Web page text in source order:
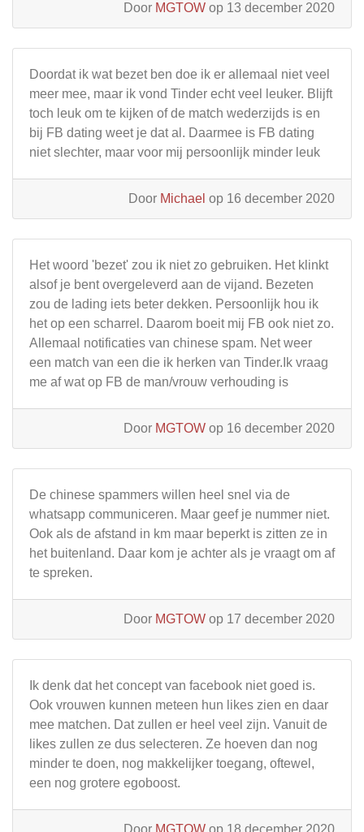
Door MGTOW op 13 december 2020
Doordat ik wat bezet ben doe ik er allemaal niet veel
meer mee, maar ik vond Tinder echt veel leuker. Blijft
toch leuk om te kijken of de match wederzijds is en
bij FB dating weet je dat al. Daarmee is FB dating
niet slechter, maar voor mij persoonlijk minder leuk
Door Michael op 16 december 2020
Het woord 'bezet' zou ik niet zo gebruiken. Het klinkt
alsof je bent overgeleverd aan de vijand. Bezeten
zou de lading iets beter dekken. Persoonlijk hou ik
het op een scharrel. Daarom boeit mij FB ook niet zo.
Allemaal notificaties van chinese spam. Net weer
een match van een die ik herken van Tinder.Ik vraag
me af wat op FB de man/vrouw verhouding is
Door MGTOW op 16 december 2020
De chinese spammers willen heel snel via de
whatsapp communiceren. Maar geef je nummer niet.
Ook als de afstand in km maar beperkt is zitten ze in
het buitenland. Daar kom je achter als je vraagt om af
te spreken.
Door MGTOW op 17 december 2020
Ik denk dat het concept van facebook niet goed is.
Ook vrouwen kunnen meteen hun likes zien en daar
mee matchen. Dat zullen er heel veel zijn. Vanuit de
likes zullen ze dus selecteren. Ze hoeven dan nog
minder te doen, nog makkelijker toegang, oftewel,
een nog grotere egoboost.
Door MGTOW op 18 december 2020